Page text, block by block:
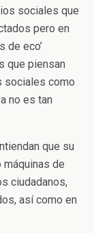
sociales que
pero en
de eco’
que piensan
sociales como
no es tan
que su
de
ciudadanos,
así como en